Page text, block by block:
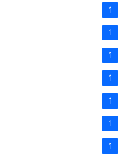
1
1
1
1
1
1
1